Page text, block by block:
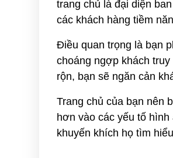
trang chủ là đại diện
các khách hàng tiềm
Điều quan trọng là bạn
choáng ngợp khách
rộn, bạn sẽ ngăn cản
Trang chủ của bạn nên
hơn vào các yếu tố
khuyến khích họ tìm